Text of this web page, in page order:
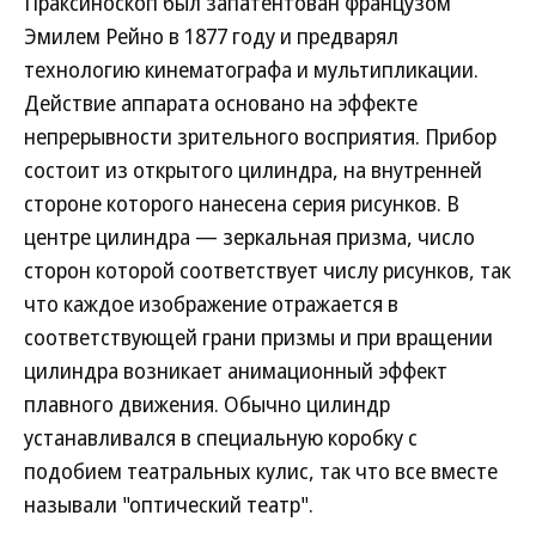
Эмилем Рейно в 1877 году и предварял
технологию кинематографа и мультипликации.
Действие аппарата основано на эффекте
непрерывности зрительного восприятия. Прибор
состоит из открытого цилиндра, на внутренней
стороне которого нанесена серия рисунков. В
центре цилиндра — зеркальная призма, число
сторон которой соответствует числу рисунков, так
что каждое изображение отражается в
соответствующей грани призмы и при вращении
цилиндра возникает анимационный эффект
плавного движения. Обычно цилиндр
устанавливался в специальную коробку с
подобием театральных кулис, так что все вместе
называли "оптический театр".